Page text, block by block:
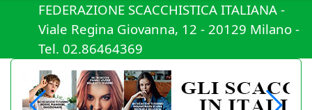
FEDERAZIONE SCACCHISTICA ITALIANA -
Viale Regina Giovanna, 12 - 20129 Milano -
Tel. 02.86464369